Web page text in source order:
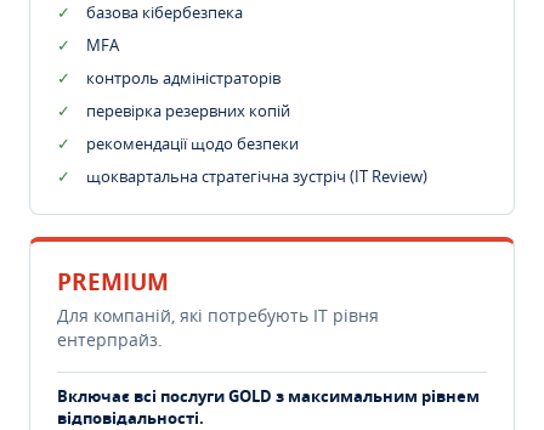
базова кібербезпека
MFA
контроль адміністраторів
перевірка резервних копій
рекомендації щодо безпеки
щоквартальна стратегічна зустріч (IT Review)
PREMIUM
Для компаній, які потребують ІТ рівня
ентерпрайз.
Включає всі послуги GOLD з максимальним рівнем
відповідальності.